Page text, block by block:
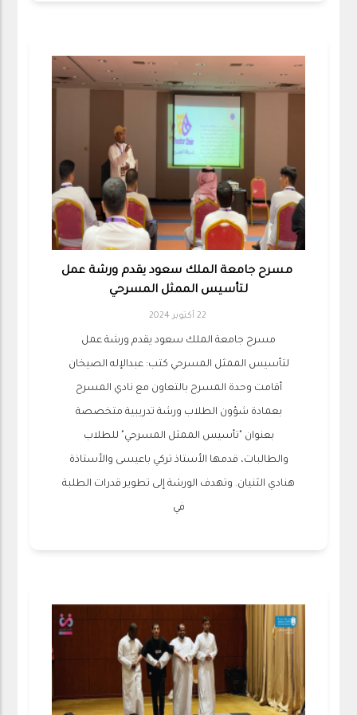
مسرح جامعة الملك سعود يقدم ورشة عمل
لتأسيس الممثل المسرحي
22 أكتوبر 2024
مسرح جامعة الملك سعود يقدم ورشة عمل
لتأسيس الممثل المسرحي كتب: عبدالإله الصيخان
أقامت وحدة المسرح بالتعاون مع نادي المسرح
بعمادة شؤون الطلاب ورشة تدريبية متخصصة
بعنوان "تأسيس الممثل المسرحي" للطلاب
والطالبات، قدمها الأستاذ تركي باعيسى والأستاذة
هنادي الثنيان. وتهدف الورشة إلى تطوير قدرات الطلبة
في